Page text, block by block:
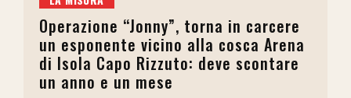
Operazione “Jonny”, torna in carcere
un esponente vicino alla cosca Arena
di Isola Capo Rizzuto: deve scontare
un anno e un mese